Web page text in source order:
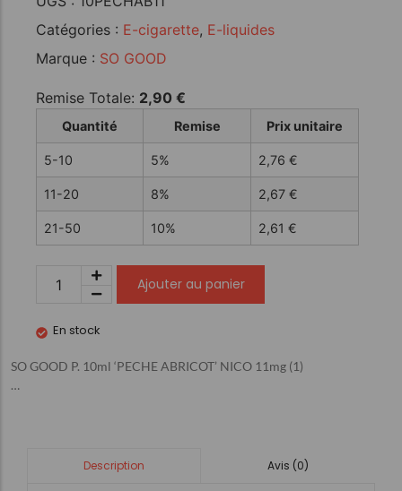
Catégories : E-cigarette, E-liquides
Marque : SO GOOD
Remise Totale: 2,90 €
Quantité Remise Prix unitaire
5-10 5% 2,76 €
11-20 8% 2,67 €
21-50 10% 2,61 €
Ajouter au panier
En stock
SO GOOD P. 10ml ‘PECHE ABRICOT’ NICO 11mg (1)
…
Description Avis (0)